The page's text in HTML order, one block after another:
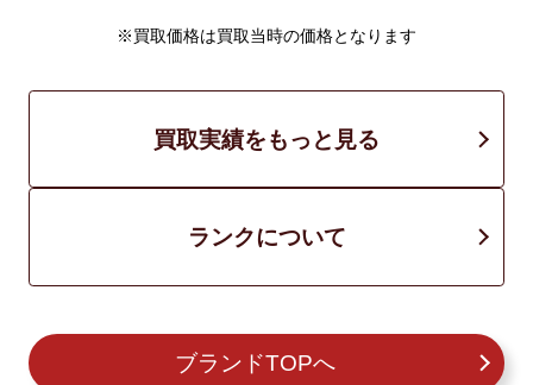
※買取価格は買取当時の価格となります
買取実績をもっと見る
ランクについて
ブランドTOPへ